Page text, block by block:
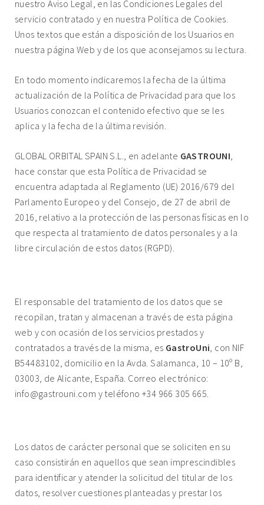
nuestroAviso Legal, en las Condiciones Legales del
servicio contratado y en nuestra Política de Cookies.
Unos textos que están a disposición de los Usuarios en
nuestra página Web y de los que aconsejamos su lectura.
En todo momento indicaremos la fecha de la última
actualización de la Política de Privacidad para que los
Usuarios conozcan el contenido efectivo que se les
aplica y la fecha de la última revisión.
GLOBAL ORBITAL SPAIN S.L., en adelante GASTROUNI,
hace constar que esta Política de Privacidad se
encuentra adaptada al Reglamento (UE) 2016/679 del
Parlamento Europeo y del Consejo, de 27 de abril de
2016, relativo a la protección de las personas físicas en lo
que respecta al tratamiento de datos personales y a la
libre circulación de estos datos (RGPD).
El responsable del tratamiento de los datos que se
recopilan, tratan y almacenan a través de esta página
web y con ocasión de los servicios prestados y
contratados a través de la misma, es GastroUni , con NIF
B54483102, domicilio en la Avda. Salamanca, 10 – 10º B,
03003, de Alicante, España. Correo electrónico:
info@gastrouni.com y teléfono +34 966 305 665.
Los datos de carácter personal que se soliciten en su
caso consistirán en aquellos que sean imprescindibles
para identificar y atender la solicitud del titular de los
datos, resolver cuestiones planteadas y prestar los